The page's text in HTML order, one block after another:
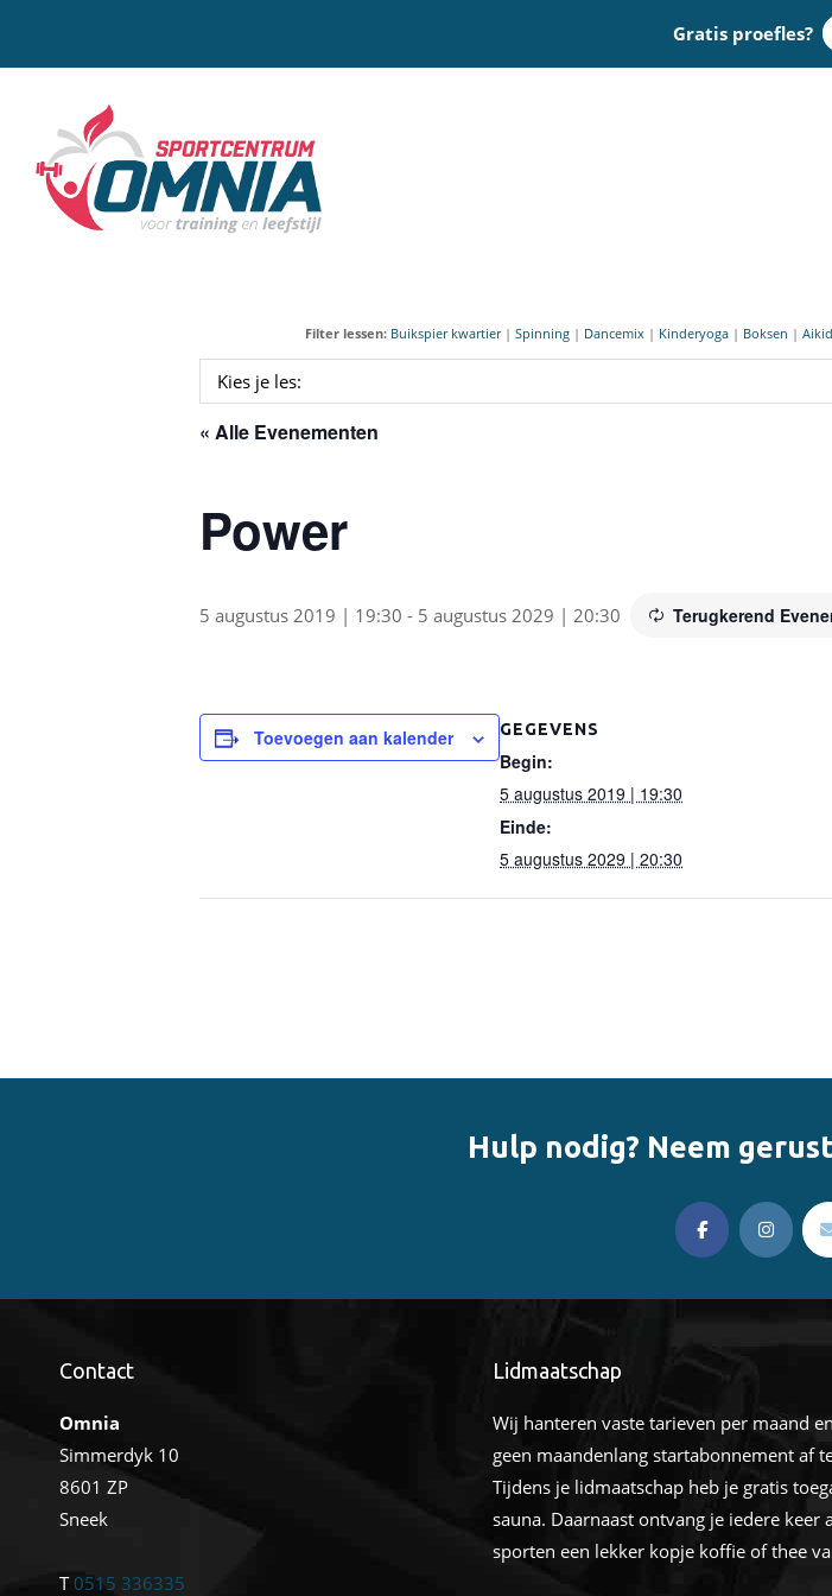
hoofd
inhoud
Gratis proefles?
Filter lessen: Buikspier kwartier| Spinning| Dancemix| Kinderyoga| Boksen |
« Alle Evenementen
Power
5 augustus 2019 | 19:30 - 5 augustus 2029 | 20:30 Terugkerend
Toevoegen aan kalender GEGEVENS
Begin:
5 augustus 2019 | 19:30
Einde:
5 augustus 2029 | 20:30
Hulp nodig? Neem
Contact
Omnia
Simmerdyk 10
8601 ZP
Sneek
T0515 336335
Lidmaatschap
Wij hanteren vaste tarieven per maand
geen maandenlang startabonnement af
Tijdens je lidmaatschap heb je gratis
sauna. Daarnaast ontvang je iedere keer
sporten een lekker kopje koffie of thee